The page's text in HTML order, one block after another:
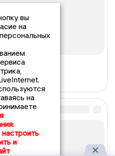
вы
на
на
настроить
и